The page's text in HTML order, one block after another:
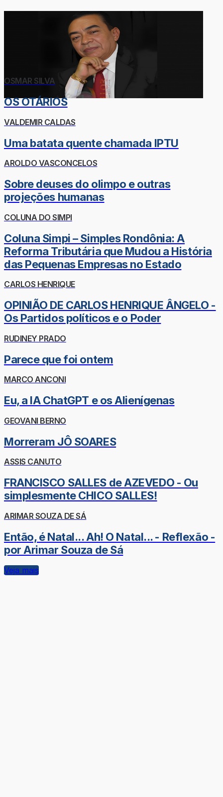
OSMAR SILVA
OS OTÁRIOS
VALDEMIR CALDAS
Uma batata quente chamada IPTU
AROLDO VASCONCELOS
Sobre deuses do olimpo e outras
projeções humanas
COLUNA DO SIMPI
Coluna Simpi – Simples Rondônia: A
Reforma Tributária que Mudou a História
das Pequenas Empresas no Estado
CARLOS HENRIQUE
OPINIÃO DE CARLOS HENRIQUE ÂNGELO -
Os Partidos políticos e o Poder
RUDINEY PRADO
Parece que foi ontem
MARCO ANCONI
Eu, a IA ChatGPT e os Alienígenas
GEOVANI BERNO
Morreram JÔ SOARES
ASSIS CANUTO
FRANCISCO SALLES de AZEVEDO - Ou
simplesmente CHICO SALLES!
ARIMAR SOUZA DE SÁ
Então, é Natal... Ah! O Natal... - Reflexão -
por Arimar Souza de Sá
Veja mais